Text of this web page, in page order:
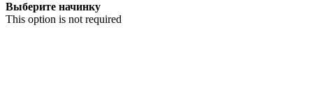
Выберите начинку
This option is not required